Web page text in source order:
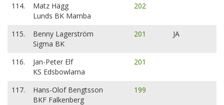
114.
Matz Hägg
Lunds BK Mamba
202
115.
Benny Lagerström
Sigma BK
201 JA
116.
Jan-Peter Elf
KS Edsbowlarna
201
117.
Hans-Olof Bengtsson
BKF Falkenberg
199